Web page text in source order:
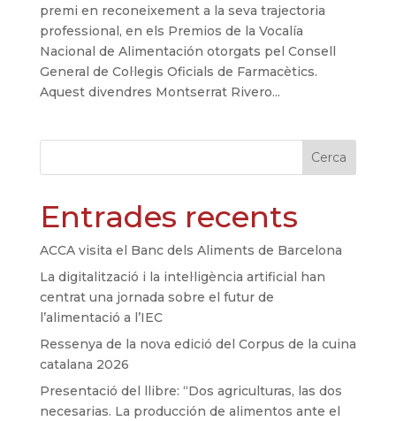
premi en reconeixement a la seva trajectoria
professional, en els Premios de la Vocalía
Nacional de Alimentación otorgats pel Consell
General de Col·legis Oficials de Farmacètics.
Aquest divendres Montserrat Rivero...
Cerca
Entrades recents
ACCA visita el Banc dels Aliments de Barcelona
La digitalització i la intel·ligència artificial han
centrat una jornada sobre el futur de
l’alimentació a l’IEC
Ressenya de la nova edició del Corpus de la cuina
catalana 2026
Presentació del llibre: “Dos agriculturas, las dos
necesarias. La producción de alimentos ante el